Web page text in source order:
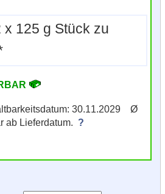
g Stück zu
30.11.2029 Ø
ab Lieferdatum. ?